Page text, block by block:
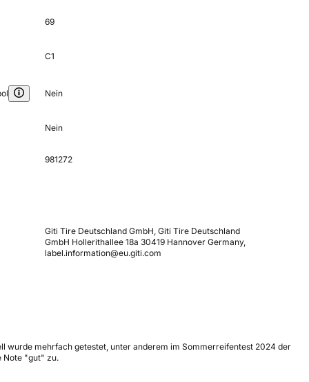
69
C1
Nein
Nein
981272
Giti Tire Deutschland GmbH, Giti Tire Deutschland
GmbH Hollerithallee 18a 30419 Hannover Germany,
label.information@eu.giti.com
wurde mehrfach getestet, unter anderem im Sommerreifentest 2024 der
Note "gut" zu.